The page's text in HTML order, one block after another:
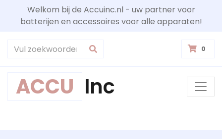
Welkom bij de Accuinc.nl - uw partner voor
batterijen en accessoires voor alle apparaten!
0
ACCU Inc